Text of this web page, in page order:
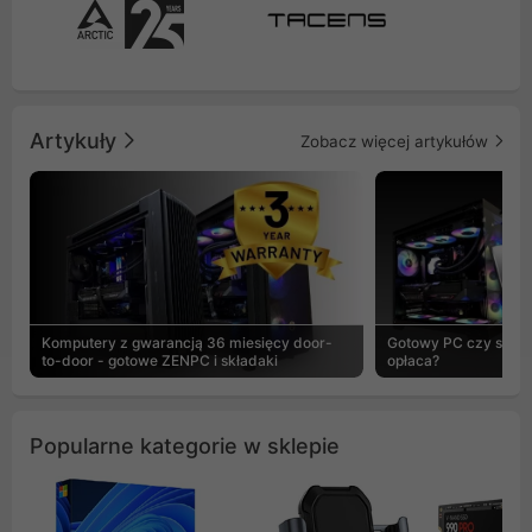
Artykuły Zobacz więcej artykułów
Komputery z gwarancją 36 miesięcy door-
to-door - gotowe ZENPC i składaki
Gotowy PC czy
opłaca?
Popularne kategorie w sklepie